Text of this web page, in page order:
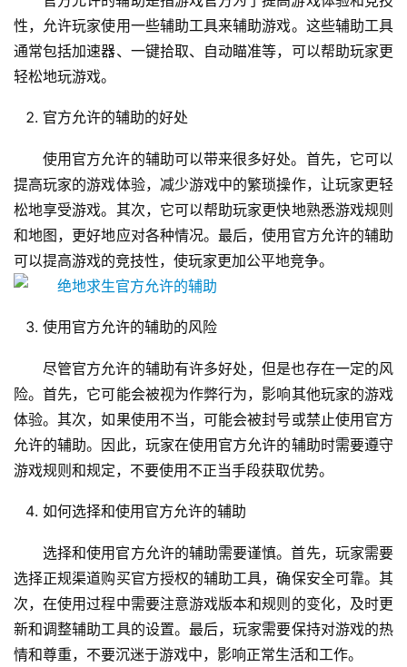
性，允许玩家使用一些辅助工具来辅助游戏。这些辅助工具
通常包括加速器、一键拾取、自动瞄准等，可以帮助玩家更
轻松地玩游戏。
官方允许的辅助的好处
使用官方允许的辅助可以带来很多好处。首先，它可以
提高玩家的游戏体验，减少游戏中的繁琐操作，让玩家更轻
松地享受游戏。其次，它可以帮助玩家更快地熟悉游戏规则
和地图，更好地应对各种情况。最后，使用官方允许的辅助
可以提高游戏的竞技性，使玩家更加公平地竞争。
使用官方允许的辅助的风险
尽管官方允许的辅助有许多好处，但是也存在一定的风
险。首先，它可能会被视为作弊行为，影响其他玩家的游戏
体验。其次，如果使用不当，可能会被封号或禁止使用官方
允许的辅助。因此，玩家在使用官方允许的辅助时需要遵守
游戏规则和规定，不要使用不正当手段获取优势。
如何选择和使用官方允许的辅助
选择和使用官方允许的辅助需要谨慎。首先，玩家需要
选择正规渠道购买官方授权的辅助工具，确保安全可靠。其
次，在使用过程中需要注意游戏版本和规则的变化，及时更
新和调整辅助工具的设置。最后，玩家需要保持对游戏的热
情和尊重，不要沉迷于游戏中，影响正常生活和工作。